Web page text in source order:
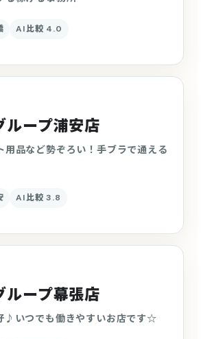
AI比較 4.0
ループ浦安店
用品など勢ぞろい！手ブラで通える
AI比較 3.8
ループ幕張店
♪いつでも働きやすいお店です☆